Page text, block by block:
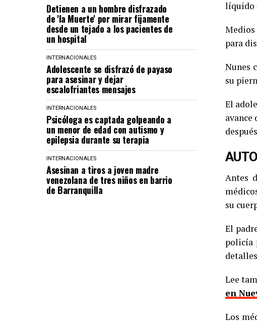
Detienen a un hombre disfrazado
de 'la Muerte' por mirar fijamente
desde un tejado a los pacientes de
un hospital
INTERNACIONALES
Adolescente se disfrazó de payaso
para asesinar y dejar
escalofriantes mensajes
INTERNACIONALES
Psicóloga es captada golpeando a
un menor de edad con autismo y
epilepsia durante su terapia
INTERNACIONALES
Asesinan a tiros a joven madre
venezolana de tres niños en barrio
de Barranquilla
líquido
Medios
para
Nunes
su
El
avance
Antes
su
El
policía
Lee
en
Los